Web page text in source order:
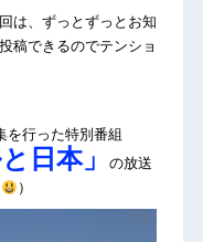
は、ずっとずっとお知
稿できるのでテンショ
を行った特別番組
日本」
の放送
）